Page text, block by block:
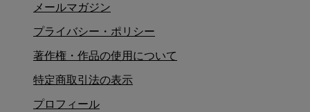
メールマガジン
プライバシー・ポリシー
著作権・作品の使用について
特定商取引法の表示
プロフィール